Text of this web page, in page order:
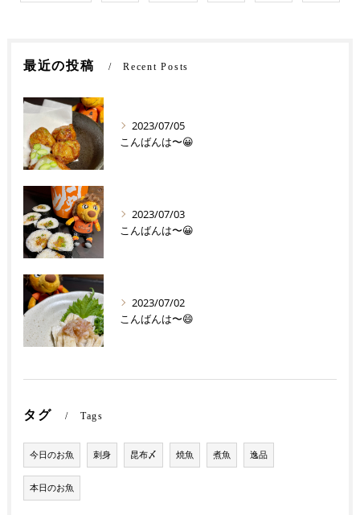
最近の投稿 Recent Posts
2023/07/05
こんばんは〜😀
2023/07/03
こんばんは〜😀
2023/07/02
こんばんは〜😄
タグ Tags
今日のお魚 刺身 昆布〆 焼魚 煮魚 逸品
本日のお魚